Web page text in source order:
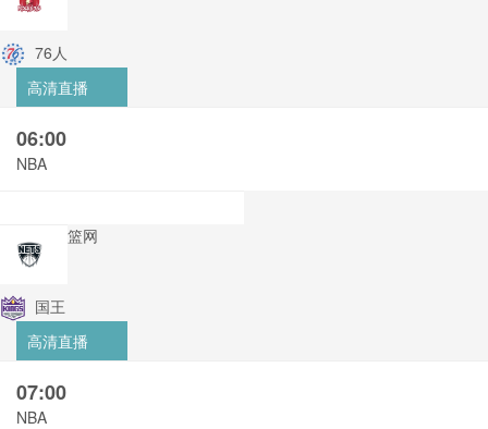
76人
高清直播
06:00
NBA
篮网
国王
高清直播
07:00
NBA